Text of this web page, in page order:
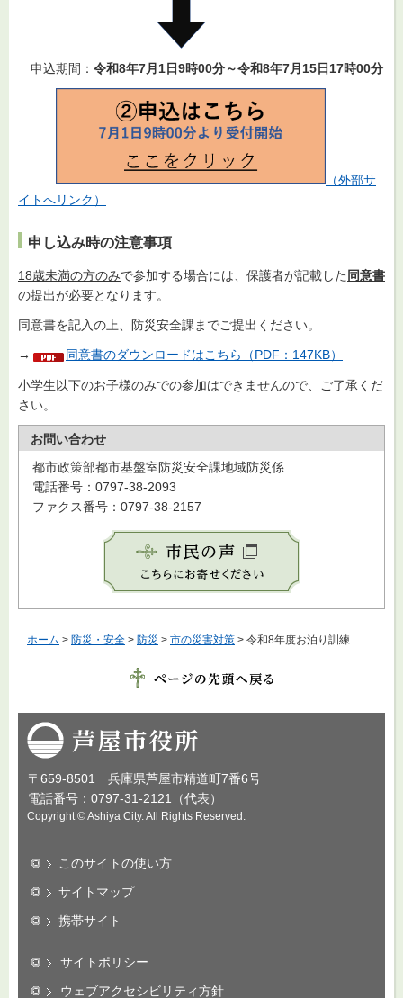
申込期間： 令和8年7月1日9時00分～令和8年7月15日17時00分
（外部サ
イトへリンク）
申し込み時の注意事項
18歳未満の方のみで参加する場合には、保護者が記載した 同意書
の提出が必要となります。
同意書を記入の上、防災安全課までご提出ください。
→ 同意書のダウンロードはこちら（PDF：147KB）
小学生以下のお子様のみでの参加はできませんので、ご了承くだ
さい。
お問い合わせ
都市政策部都市基盤室防災安全課地域防災係
電話番号：0797-38-2093
ファクス番号：0797-38-2157
ホーム > 防災・安全 > 防災 > 市の災害対策 > 令和8年度お泊り訓練
芦屋市役所
〒659-8501 兵庫県芦屋市精道町7番6号
電話番号：0797-31-2121（代表）
Copyright © Ashiya City. All Rights Reserved.
このサイトの使い方
サイトマップ
携帯サイト
サイトポリシー
ウェブアクセシビリティ方針